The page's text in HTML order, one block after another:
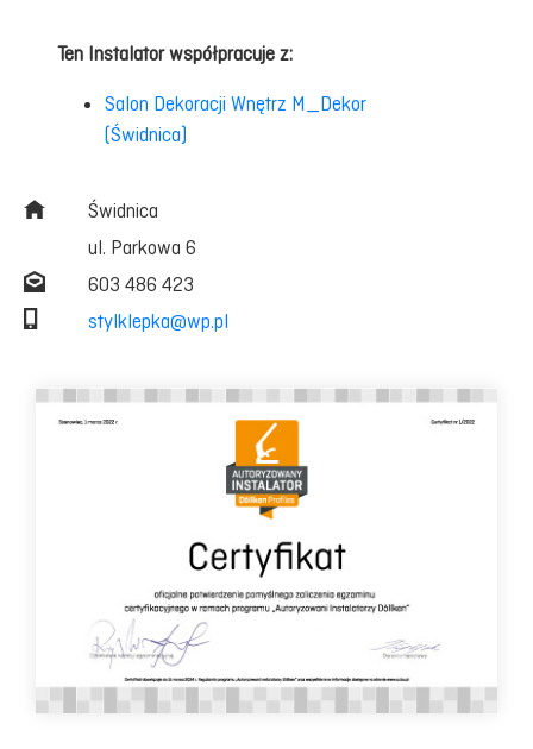
Ten Instalator współpracuje z:
Salon Dekoracji Wnętrz M_Dekor
(Świdnica)
Świdnica
ul. Parkowa 6
603 486 423
stylklepka@wp.pl